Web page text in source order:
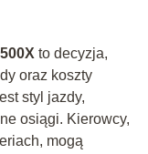
to decyzja,
oraz koszty
styl jazdy,
osiągi. Kierowcy,
mogą